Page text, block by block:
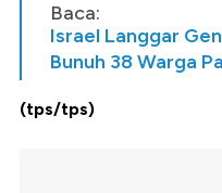
Baca:
Israel Langgar
Bunuh 38 Warga
(tps/tps)